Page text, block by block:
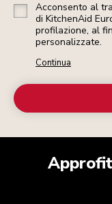
Acconsento al
di KitchenAid
profilazione, al
personalizzate.
Continua